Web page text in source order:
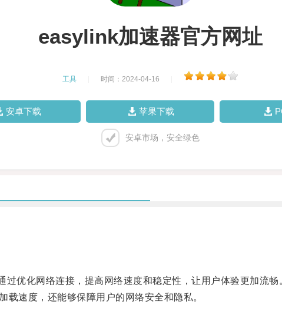
easylink加速器官方网址
工具 时间：2024-04-16
安卓下载 苹果下载
安卓市场，安全绿色
化网络连接，提高网络速度和稳定性，让用户体验更加流畅
速度，还能够保障用户的网络安全和隐私。